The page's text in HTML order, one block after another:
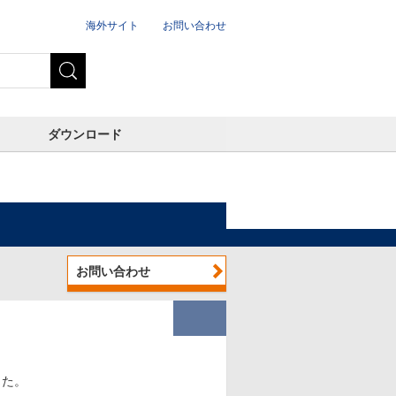
海外サイト お問い合わせ
ダウンロード
お問い合わせ
。